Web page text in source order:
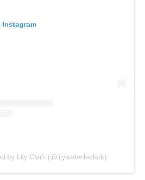
Instagram
by Lily Clark (@lilyisabellaclark)